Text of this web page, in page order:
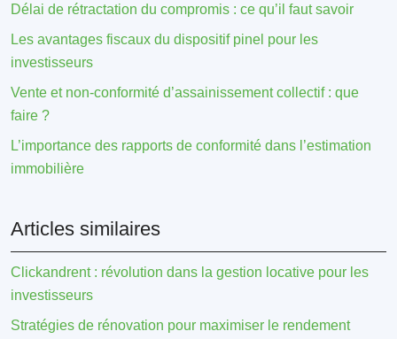
Délai de rétractation du compromis : ce qu’il faut savoir
Les avantages fiscaux du dispositif pinel pour les
investisseurs
Vente et non-conformité d’assainissement collectif : que
faire ?
L’importance des rapports de conformité dans l’estimation
immobilière
Articles similaires
Clickandrent : révolution dans la gestion locative pour les
investisseurs
Stratégies de rénovation pour maximiser le rendement